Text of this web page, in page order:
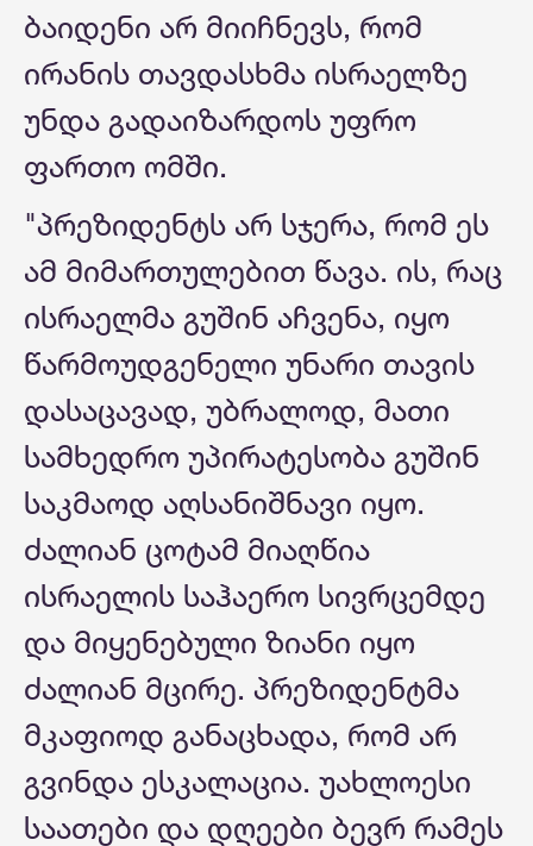
ბაიდენი არ მიიჩნევს, რომ
ირანის თავდასხმა ისრაელზე
უნდა გადაიზარდოს უფრო
ფართო ომში.
"პრეზიდენტს არ სჯერა, რომ ეს
ამ მიმართულებით წავა. ის, რაც
ისრაელმა გუშინ აჩვენა, იყო
წარმოუდგენელი უნარი თავის
დასაცავად, უბრალოდ, მათი
სამხედრო უპირატესობა გუშინ
საკმაოდ აღსანიშნავი იყო.
ძალიან ცოტამ მიაღწია
ისრაელის საჰაერო სივრცემდე
და მიყენებული ზიანი იყო
ძალიან მცირე. პრეზიდენტმა
მკაფიოდ განაცხადა, რომ არ
გვინდა ესკალაცია. უახლოესი
საათები და დღეები ბევრ რამეს